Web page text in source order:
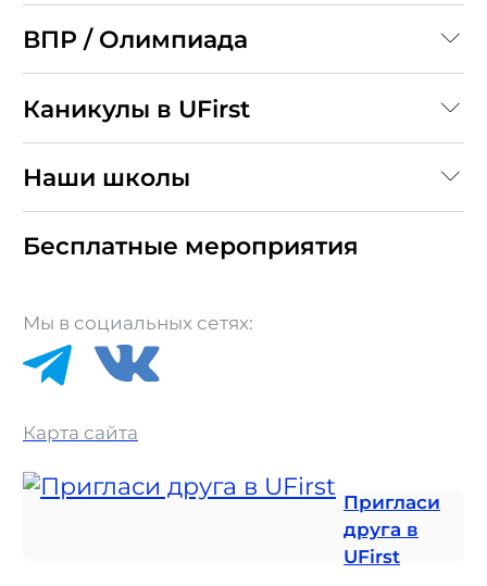
ВПР / Олимпиада
Каникулы в UFirst
Наши школы
Бесплатные мероприятия
Мы в социальных сетях:
Карта сайта
Пригласи
друга в
UFirst